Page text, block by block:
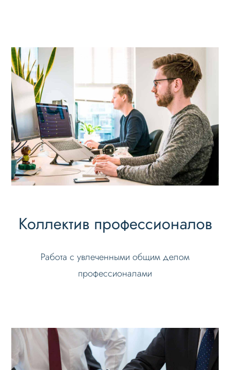
Коллектив профессионалов
Работа с увлеченными общим делом
профессионалами